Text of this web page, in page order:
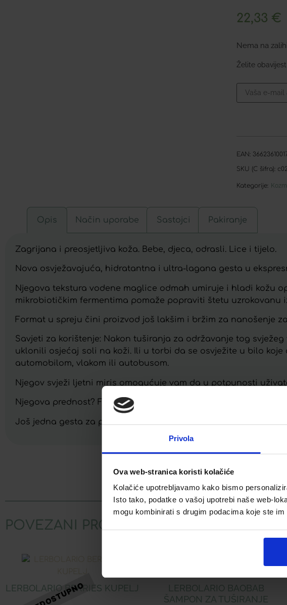
Privola
Ova web-stranica koristi kolačiće
Kolačiće upotrebljavamo kako bismo
Isto tako, podatke o vašoj upotrebi naše web-
mogu kombinirati s drugim podacima koje ste
22,33 €
Nema na zalihi
Želite
EAN:
SKU (C šifra):
Kategorije:
Opis Način uporabe Sastojci Pakiranje
Zagrijana i preosjetljiva koža. Bebe, djeca, odrasli. Lice i tijelo.
Nova osvježavajuća, hidratantna i ultra-lagana gesta u
Njegova tekstura vodene maglice odmah umiruje i hladi kožu
mikrobiotičkim fermentima pomaže popraviti štetu
Format u spreju čini proizvod još lakšim i bržim za nanošenje
Savjeti za korištenje: Nakon tuširanja za održavanje tog
uklonili osjećaj soli na koži. Ili u torbi da se osvježite u bilo
automobilom, vlakom ili autobusom.
Njegov svježi ljetni miris omogućuje vam da u potpunosti
Njegova prednost? Formula sa 96% prirodnih sastojaka.
Još jedna gesta za planet: njegova je boca izrađena od 25%
Facebook Telegram
POVEZANI PROIZVODI
LERBOLARIO BERRIES KUPELJ
LERBOLARIO BAOBAB
ŠAMPON ZA TUŠIRANJE